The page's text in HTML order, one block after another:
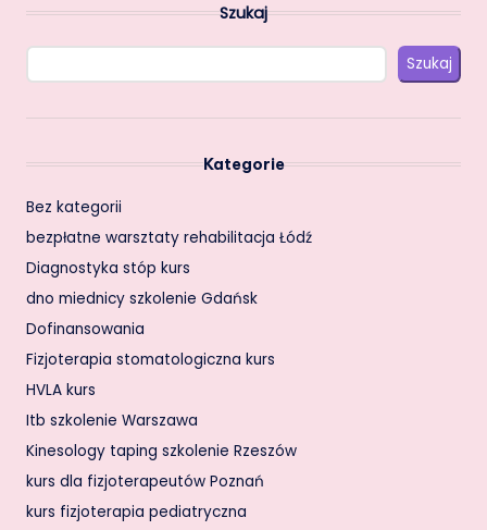
Szukaj
Szukaj
Kategorie
Bez kategorii
bezpłatne warsztaty rehabilitacja Łódź
Diagnostyka stóp kurs
dno miednicy szkolenie Gdańsk
Dofinansowania
Fizjoterapia stomatologiczna kurs
HVLA kurs
Itb szkolenie Warszawa
Kinesology taping szkolenie Rzeszów
kurs dla fizjoterapeutów Poznań
kurs fizjoterapia pediatryczna